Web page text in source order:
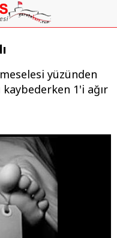
yüzünden
kaybederken 1'i ağır